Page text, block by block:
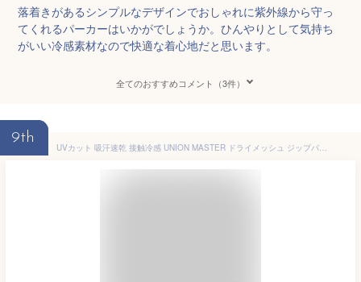
落着きがあるシンプルなデザインでおしゃれに紫外線から守っ
てくれるパーカーはいかがでしょうか。ひんやりとして気持ち
がいい冷感素材なので快適な着心地だと思います。
全てのおすすめコメント（3件）
9th
UVカット 吸汗速乾 接触冷感 UNION MASTER ドライメッシュ ジップパーカー パーカー レディース 薄手 サムホール付き 速乾 UV対策 冷房対策 春 夏 女 M L LL 青/黄/ピンク/紫/茶/グレー/黒 M-LL um-094 【BB】